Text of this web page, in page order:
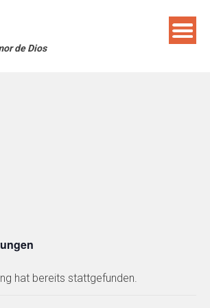
de Dios
hat bereits stattgefunden.